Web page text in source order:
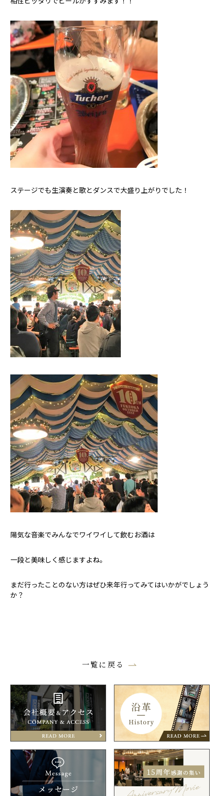
ステージでも生演奏と歌とダンスで大盛り上がりでした！
陽気な音楽でみんなでワイワイして飲むお酒は
一段と美味しく感じますよね。
まだ行ったことのない方はぜひ来年行ってみてはいかがでしょう
か？
一覧に戻る